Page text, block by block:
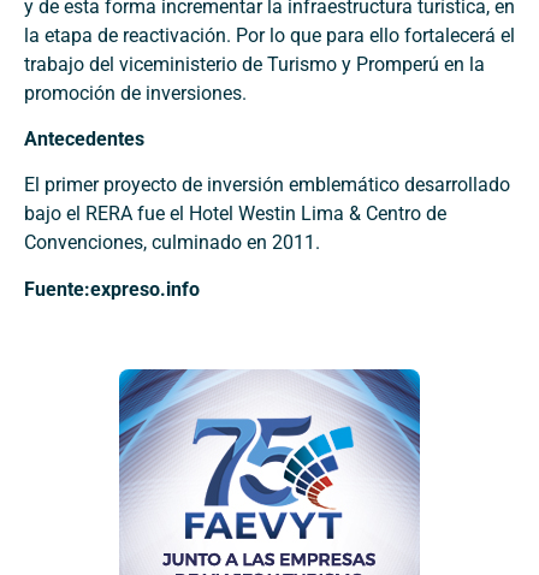
y de esta forma incrementar la infraestructura turística, en
la etapa de reactivación. Por lo que para ello fortalecerá el
trabajo del viceministerio de Turismo y Promperú en la
promoción de inversiones.
Antecedentes
El primer proyecto de inversión emblemático desarrollado
bajo el RERA fue el Hotel Westin Lima & Centro de
Convenciones, culminado en 2011.
Fuente:expreso.info